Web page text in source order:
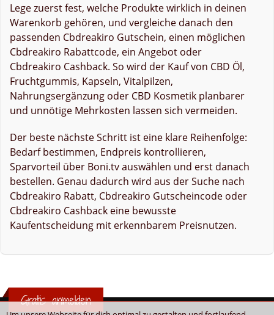
Lege zuerst fest, welche Produkte wirklich in deinen
Warenkorb gehören, und vergleiche danach den
passenden Cbdreakiro Gutschein, einen möglichen
Cbdreakiro Rabattcode, ein Angebot oder
Cbdreakiro Cashback. So wird der Kauf von CBD Öl,
Fruchtgummis, Kapseln, Vitalpilzen,
Nahrungsergänzung oder CBD Kosmetik planbarer
und unnötige Mehrkosten lassen sich vermeiden.
Der beste nächste Schritt ist eine klare Reihenfolge:
Bedarf bestimmen, Endpreis kontrollieren,
Sparvorteil über Boni.tv auswählen und erst danach
bestellen. Genau dadurch wird aus der Suche nach
Cbdreakiro Rabatt, Cbdreakiro Gutscheincode oder
Cbdreakiro Cashback eine bewusste
Kaufentscheidung mit erkennbarem Preisnutzen.
Gratis anmelden